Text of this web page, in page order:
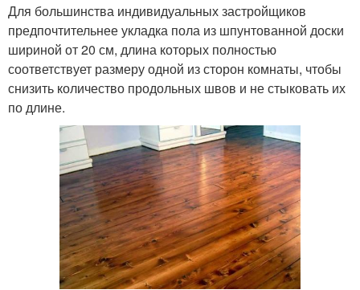
Для большинства индивидуальных застройщиков
предпочтительнее укладка пола из шпунтованной доски
шириной от 20 см, длина которых полностью
соответствует размеру одной из сторон комнаты, чтобы
снизить количество продольных швов и не стыковать их
по длине.